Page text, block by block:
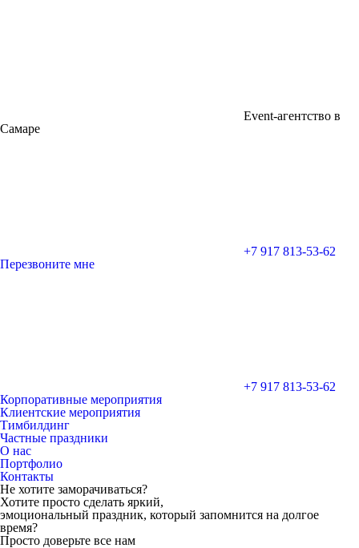
Event-агентство в
Самаре
+7 917 813-53-62
Перезвоните мне
+7 917 813-53-62
Корпоративные мероприятия
Клиентские мероприятия
Тимбилдинг
Частные праздники
О нас
Портфолио
Контакты
Не хотите заморачиваться?
Хотите просто сделать яркий,
эмоциональный праздник, который запомнится на долгое
время?
Просто доверьте все нам